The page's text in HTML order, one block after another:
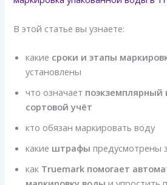
В этой статье вы узнаете:
какие сроки и этапы
установлены
что означает поэкземплярный
сортовой учёт
кто обязан маркировать воду
какие штрафыпредусмотрены
как Truemark помогает